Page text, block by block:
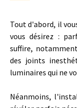
Tout d'abord, il
vous désirez :
suffire,
des joints
luminaires qui ne
Néanmoins,